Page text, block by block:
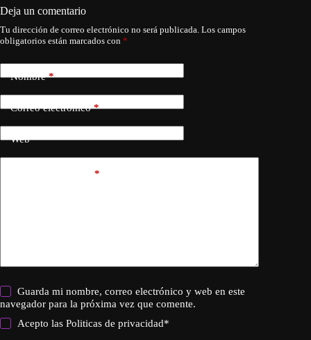
Deja un comentario
Tu dirección de correo electrónico no será publicada. Los campos
obligatorios están marcados con *
Nombre*
Correo electrónico*
Web
*
Guarda mi nombre, correo electrónico y web en este
navegador para la próxima vez que comente.
Acepto lasPoliticas de privacidad*